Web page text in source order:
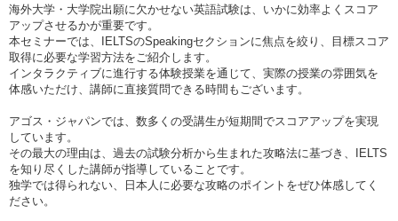
海外大学・大学院出願に欠かせない英語試験は、いかに効率よくスコア
アップさせるかが重要です。
本セミナーでは、IELTSのSpeakingセクションに焦点を絞り、目標スコア
取得に必要な学習方法をご紹介します。
インタラクティブに進行する体験授業を通じて、実際の授業の雰囲気を
体感いただけ、講師に直接質問できる時間もございます。
アゴス・ジャパンでは、数多くの受講生が短期間でスコアアップを実現
しています。
その最大の理由は、過去の試験分析から生まれた攻略法に基づき、IELTS
を知り尽くした講師が指導していることです。
独学では得られない、日本人に必要な攻略のポイントをぜひ体感してく
ださい。